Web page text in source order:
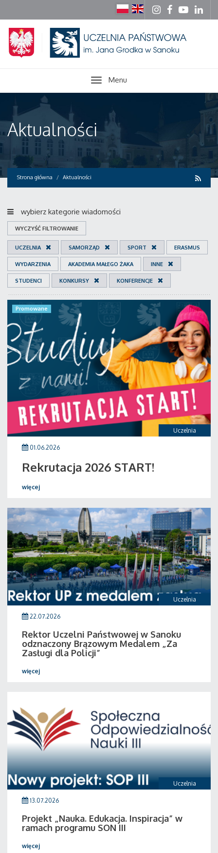
Menu
Aktualności
Strona główna Aktualności
wybierz kategorie wiadomości
WYCZYŚĆ FILTROWANIE
UCZELNIA SAMORZĄD SPORT ERASMUS
WYDARZENIA AKADEMIA MAŁEGO ŻAKA INNE
STUDENCI KONKURSY KONFERENCJE
Uczelnia
Promowane
01.06.2026
Rekrutacja 2026 START!
więcej
Uczelnia
22.07.2026
Rektor Uczelni Państwowej w Sanoku
odznaczony Brązowym Medalem „Za
Zasługi dla Policji”
więcej
Uczelnia
13.07.2026
Projekt „Nauka. Edukacja. Inspiracja” w
ramach programu SON III
więcej